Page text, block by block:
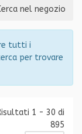
tutti i
per trovare
1 - 30 di
895